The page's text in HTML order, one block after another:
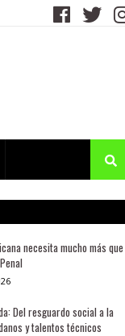
necesita mucho más que
Del resguardo social a la
y talentos técnicos